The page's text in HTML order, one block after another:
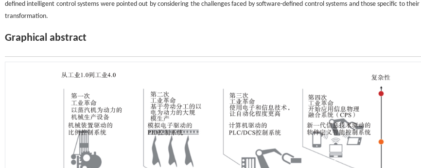
defined intelligent control systems were pointed out by considering the challenges faced by software-defined control systems and those specific to
transformation.
Graphical abstract